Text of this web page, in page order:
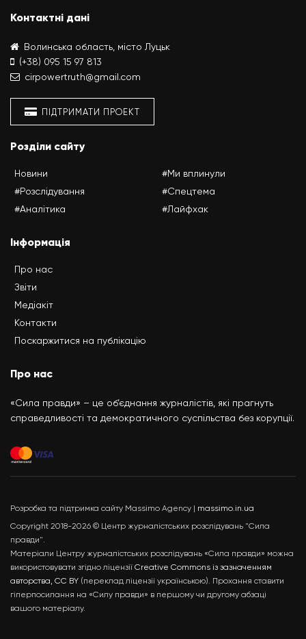
Контактні дані
Волинська область, місто Луцьк
(+38) 095 15 97 813
cirpowertruth@gmail.com
ПІДТРИМАТИ ПРОЕКТ
Розділи сайту
Новини
#Розслідування
#Аналітика
#Ми вплинули
#Спецтема
#Лайфхак
Інформація
Про нас
Звіти
Медіакіт
Контакти
Поскаржитися на публікацію
Про нас
«Сила правди» – це об’єднання журналістів, які прагнуть
справедливості та демократичного суспільства без корупції.
Розробка та підтримка сайту Massimo Agency | massimo.in.ua
Copyright 2018-2026 © Центр журналістських розслідувань "Сила
правди".
Матеріали Центру журналістських розслідувань «Сила правди» можна
використовувати згідно ліцензії Creative Commons із зазначенням
авторства, CC BY (переклад ліцензії українською). Прохання ставити
гіперпосилання на «Силу правди» в першому чи другому абзаці
вашого матеріалу.